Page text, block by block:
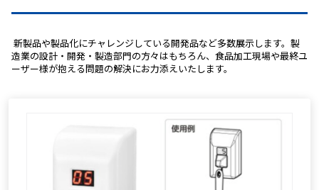
造業の設計・開発・製造部門の方々はもちろん、食品加工現場や最終ユ
ーザー様が抱える問題の解決にお力添えいたします。